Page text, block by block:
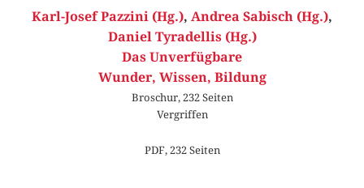
Karl-Josef Pazzini (Hg.), Andrea Sabisch (Hg.),
Daniel Tyradellis (Hg.)
Das Unverfügbare
Wunder, Wissen, Bildung
Broschur, 232 Seiten
Vergriffen
PDF, 232 Seiten